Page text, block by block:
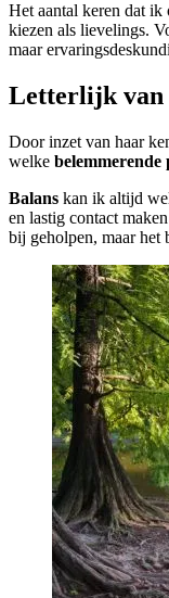
Het aantal keren dat
kiezen als lievelings.
maar
Letterlijk van
Door inzet van haar
welke belemmerende
Balans kan ik altijd
en lastig contact
bij geholpen, maar het